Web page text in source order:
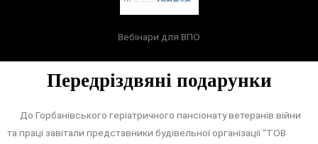
Вебінари для ВПО
Передріздвяні подарунки
До Горбанівського геріатричного пансіонату ветеранів війни
та праці завітали представники будівельної організації “ТОВ